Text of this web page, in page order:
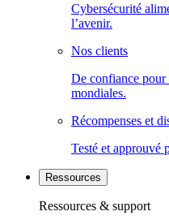
Cybersécurité
l’avenir.
Nos clients
De confiance pour
mondiales.
Récompenses et
Testé et approuvé
Ressources
Ressources & support